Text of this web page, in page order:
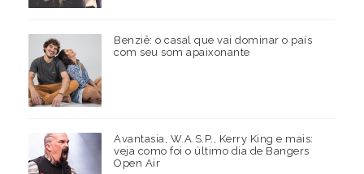
Benziê: o casal que vai dominar o país
com seu som apaixonante
Avantasia, W.A.S.P., Kerry King e mais:
veja como foi o último dia de Bangers
Open Air